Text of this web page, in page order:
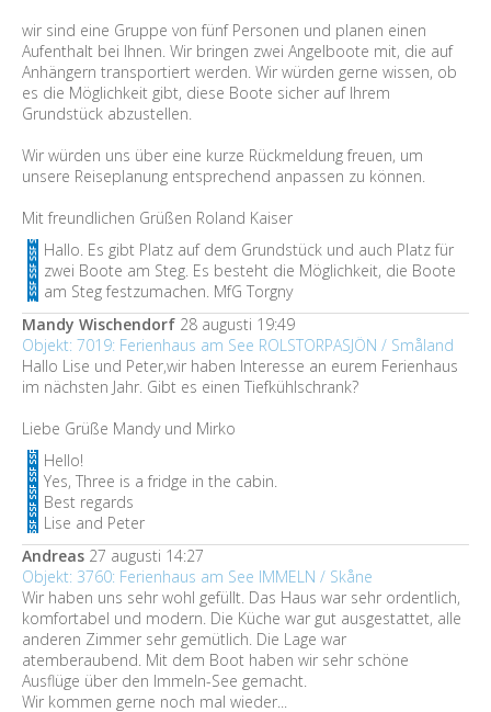
wir sind eine Gruppe von fünf Personen und planen einen
Aufenthalt bei Ihnen. Wir bringen zwei Angelboote mit, die auf
Anhängern transportiert werden. Wir würden gerne wissen, ob
es die Möglichkeit gibt, diese Boote sicher auf Ihrem
Grundstück abzustellen.
Wir würden uns über eine kurze Rückmeldung freuen, um
unsere Reiseplanung entsprechend anpassen zu können.
Mit freundlichen Grüßen Roland Kaiser
Hallo. Es gibt Platz auf dem Grundstück und auch Platz für
zwei Boote am Steg. Es besteht die Möglichkeit, die Boote
am Steg festzumachen. MfG Torgny
Mandy Wischendorf 28 augusti 19:49
Objekt: 7019: Ferienhaus am See ROLSTORPASJÖN / Småland
Hallo Lise und Peter,wir haben Interesse an eurem Ferienhaus
im nächsten Jahr. Gibt es einen Tiefkühlschrank?
Liebe Grüße Mandy und Mirko
Hello!
Yes, Three is a fridge in the cabin.
Best regards
Lise and Peter
Andreas 27 augusti 14:27
Objekt: 3760: Ferienhaus am See IMMELN / Skåne
Wir haben uns sehr wohl gefüllt. Das Haus war sehr ordentlich,
komfortabel und modern. Die Küche war gut ausgestattet, alle
anderen Zimmer sehr gemütlich. Die Lage war
atemberaubend. Mit dem Boot haben wir sehr schöne
Ausflüge über den Immeln-See gemacht.
Wir kommen gerne noch mal wieder...